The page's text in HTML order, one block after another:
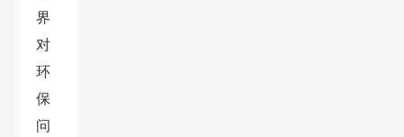
界
对
环
保
问